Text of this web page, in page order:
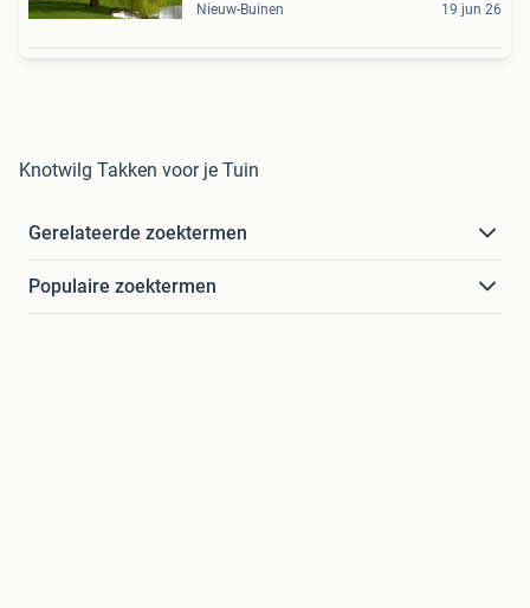
Nieuw-Buinen 19 jun 26
Knotwilg Takken voor je Tuin
Gerelateerde zoektermen
Populaire zoektermen